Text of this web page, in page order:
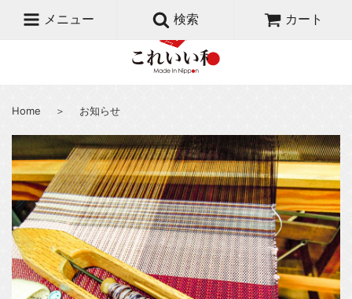
メニュー 検索 カート
Home ＞ お知らせ